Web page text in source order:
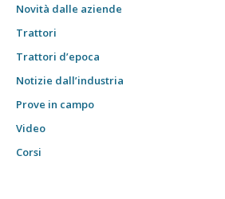
Novità dalle aziende
Trattori
Trattori d’epoca
Notizie dall’industria
Prove in campo
Video
Corsi